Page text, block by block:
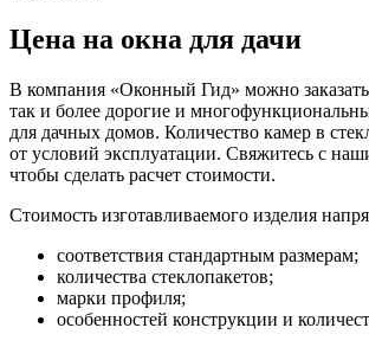
Цена на окна для дачи
В компания «Оконный Гид» можно
так и более дорогие и
для дачных домов. Количество камер в
от условий эксплуатации. Свяжитесь с
чтобы сделать расчет стоимости.
Стоимость изготавливаемого изделия
соответствия стандартным размерам;
количества стеклопакетов;
марки профиля;
особенностей конструкции и